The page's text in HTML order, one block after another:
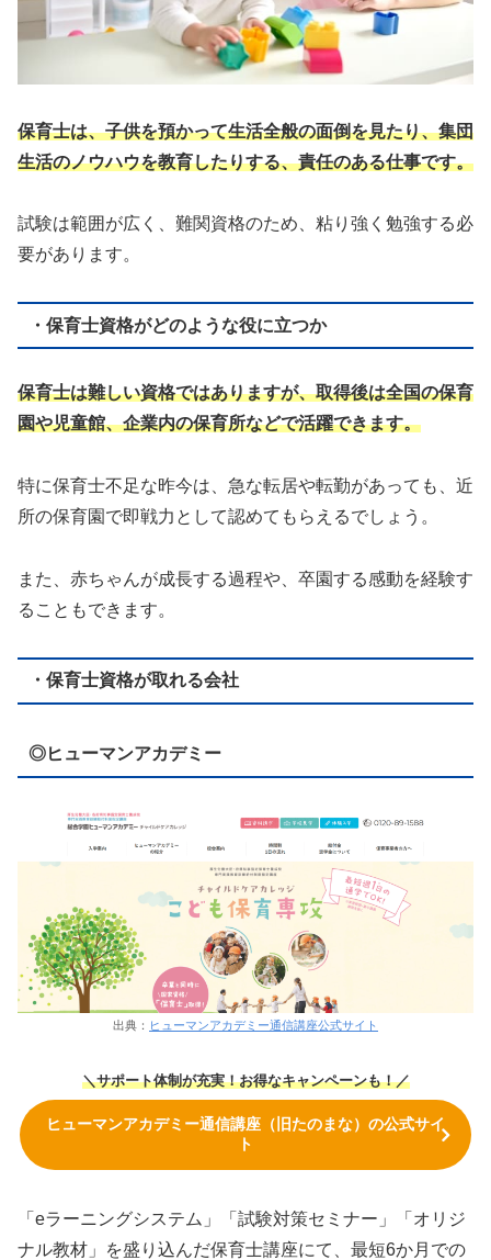
保育士は、子供を預かって生活全般の面倒を見たり、集団
生活のノウハウを教育したりする、責任のある仕事です。
試験は範囲が広く、難関資格のため、粘り強く勉強する必
要があります。
・保育士資格がどのような役に立つか
保育士は難しい資格ではありますが、取得後は全国の保育
園や児童館、企業内の保育所などで活躍できます。
特に保育士不足な昨今は、急な転居や転勤があっても、近
所の保育園で即戦力として認めてもらえるでしょう。
また、赤ちゃんが成長する過程や、卒園する感動を経験す
ることもできます。
・保育士資格が取れる会社
◎ヒューマンアカデミー
出典： ヒューマンアカデミー通信講座公式サイト
＼サポート体制が充実！お得なキャンペーンも！／
ヒューマンアカデミー通信講座（旧たのまな）の公式サイ
ト
「eラーニングシステム」「試験対策セミナー」「オリジ
ナル教材」を盛り込んだ保育士講座にて、最短6か月での